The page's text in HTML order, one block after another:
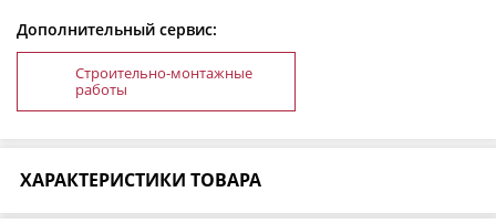
Дополнительный сервис:
Строительно-монтажные
работы
ХАРАКТЕРИСТИКИ ТОВАРА